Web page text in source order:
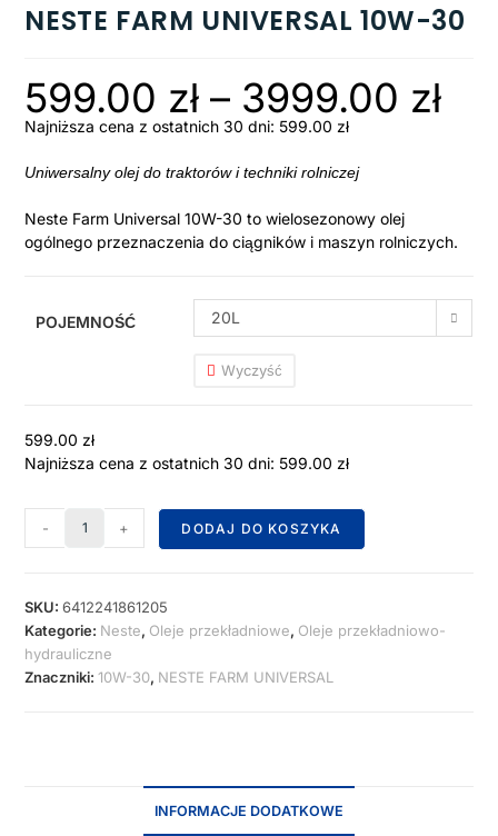
NESTE FARM UNIVERSAL 10W-30
599.00 zł – 3999.00 zł
Najniższa cena z ostatnich 30 dni: 599.00 zł
Uniwersalny olej do traktorów i techniki rolniczej
Neste Farm Universal 10W-30 to wielosezonowy olej
ogólnego przeznaczenia do ciągników i maszyn rolniczych.
POJEMNOŚĆ 20L
Wyczyść
599.00 zł
Najniższa cena z ostatnich 30 dni: 599.00 zł
- + DODAJ DO KOSZYKA
SKU:6412241861205
Kategorie: Neste, Oleje przekładniowe, Oleje przekładniowo-
hydrauliczne
Znaczniki:10W-30, NESTE FARM UNIVERSAL
INFORMACJE DODATKOWE